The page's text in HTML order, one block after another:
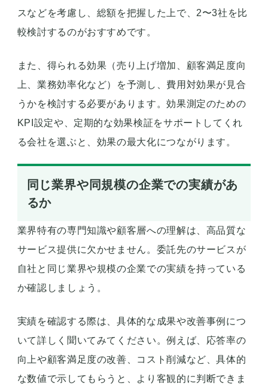
スなどを考慮し、総額を把握した上で、2〜3社を比
較検討するのがおすすめです。
また、得られる効果（売り上げ増加、顧客満足度向
上、業務効率化など）を予測し、費用対効果が見合
うかを検討する必要があります。効果測定のための
KPI設定や、定期的な効果検証をサポートしてくれ
る会社を選ぶと、効果の最大化につながります。
同じ業界や同規模の企業での実績があ
るか
業界特有の専門知識や顧客層への理解は、高品質な
サービス提供に欠かせません。委託先のサービスが
自社と同じ業界や規模の企業での実績を持っている
か確認しましょう。
実績を確認する際は、具体的な成果や改善事例につ
いて詳しく聞いてみてください。例えば、応答率の
向上や顧客満足度の改善、コスト削減など、具体的
な数値で示してもらうと、より客観的に判断できま